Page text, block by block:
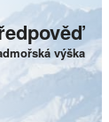
výška